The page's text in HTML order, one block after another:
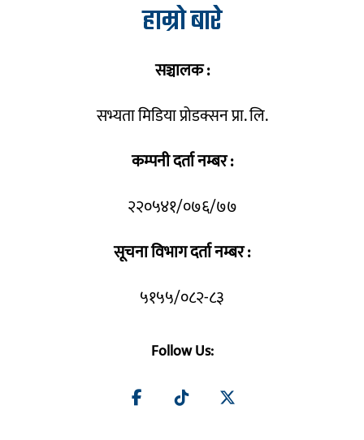
हाम्रो बारे
सञ्चालक :
सभ्यता मिडिया प्रोडक्सन प्रा. लि.
कम्पनी दर्ता नम्बर :
२२०५४१/०७६/७७
सूचना विभाग दर्ता नम्बर :
५१५५/०८२-८३
Follow Us: